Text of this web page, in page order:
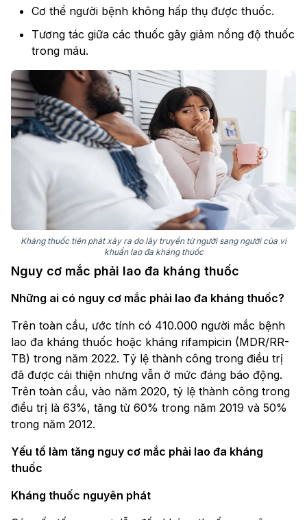
Cơ thể người bệnh không hấp thụ được thuốc.
Tương tác giữa các thuốc gây giảm nồng độ thuốc
trong máu.
Kháng thuốc tiên phát xảy ra do lây truyền từ người sang người của vi
khuẩn lao đa kháng thuốc
Nguy cơ mắc phải lao đa kháng thuốc
Những ai có nguy cơ mắc phải lao đa kháng thuốc?
Trên toàn cầu, ước tính có 410.000 người mắc bệnh
lao đa kháng thuốc hoặc kháng rifampicin (MDR/RR-
TB) trong năm 2022. Tỷ lệ thành công trong điều trị
đã được cải thiện nhưng vẫn ở mức đáng báo động.
Trên toàn cầu, vào năm 2020, tỷ lệ thành công trong
điều trị là 63%, tăng từ 60% trong năm 2019 và 50%
trong năm 2012.
Yếu tố làm tăng nguy cơ mắc phải lao đa kháng
thuốc
Kháng thuốc nguyên phát